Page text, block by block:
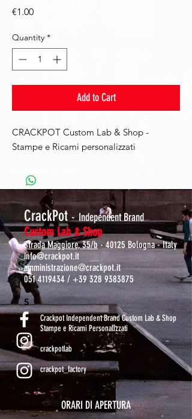
€1.00Price
Quantity *
Add to Cart
CRACKPOT Custom Lab & Shop -
Stampe e Ricami personalizzati
CrackPot- Independent Brand
Custom Lab & Shop
Strada Maggiore, 35/b- 40125 Bologna - Italy
info@crackpot.it
amministrazione@crackpot.it
051 4119434 /+39 328 9383875
S
Crackpot Independent Brand Custom Lab & Shop
Stampe e Ricami Personalizzati
crackpotlab
crackpot_factory
ORARI DI APERTURA